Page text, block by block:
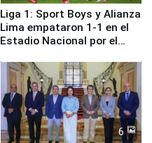
Liga 1: Sport Boys y Alianza
Lima empataron 1-1 en el
Estadio Nacional por el
6